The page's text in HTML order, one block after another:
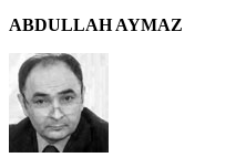
ABDULLAH AYMAZ